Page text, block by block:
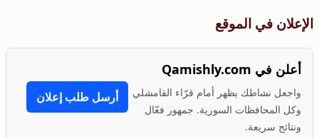
الإعلان في الموقع
أعلن في Qamishly.com
واجعل نشاطك يظهر أمام قرّاء القامشلي
وكل المحافظات السورية. جمهور فعّال
ونتائج سريعة.
أرسل طلب إعلان